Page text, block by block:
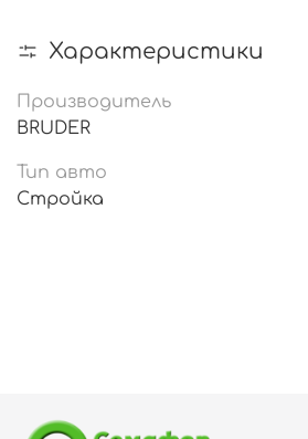
Характеристики
Производитель
BRUDER
Тип авто
Стройка